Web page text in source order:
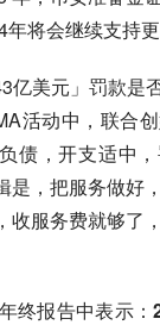
将会继续支持更
亿美元」罚款是
活动中，联合
债，开支适中
，把服务做好
收服务费就够了
终报告中表示：